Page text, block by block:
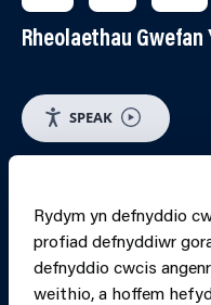
Rheolaethau Gwefan
SPEAK
Rydym yn defnyddio
profiad defnyddiwr
defnyddio cwcis
weithio, a hoffem